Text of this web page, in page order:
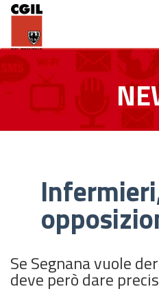
Se Segnana vuole
deve però dare